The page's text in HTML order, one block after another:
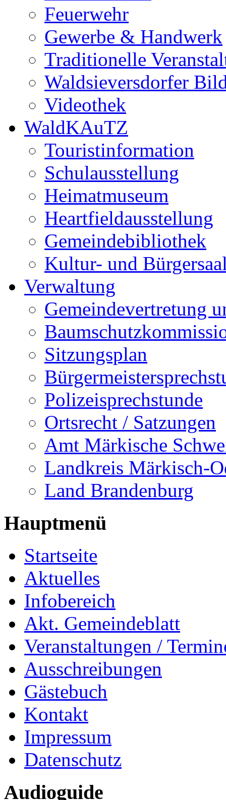
Feuerwehr
Gewerbe & Handwerk
Traditionelle
Waldsieversdorfer
Videothek
WaldKAuTZ
Touristinformation
Schulausstellung
Heimatmuseum
Heartfieldausstellung
Gemeindebibliothek
Kultur- und
Verwaltung
Gemeindevertretung
Sitzungsplan
Polizeisprechstunde
Ortsrecht / Satzungen
Amt Märkische
Landkreis Märkisch-
Land Brandenburg
Hauptmenü
Startseite
Aktuelles
Infobereich
Akt. Gemeindeblatt
Veranstaltungen /
Ausschreibungen
Gästebuch
Kontakt
Impressum
Datenschutz
Audioguide